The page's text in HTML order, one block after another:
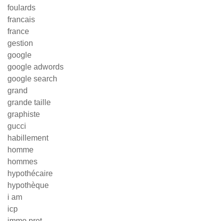
foulards
francais
france
gestion
google
google adwords
google search
grand
grande taille
graphiste
gucci
habillement
homme
hommes
hypothécaire
hypothèque
i am
icp